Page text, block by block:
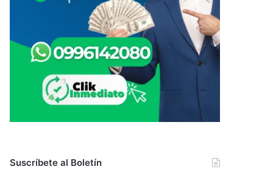
Suscríbete al Boletín